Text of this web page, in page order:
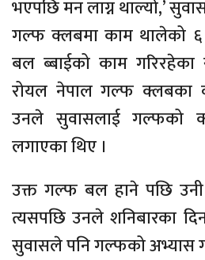
भएपछि मन लाग्न थाल्यो,’
गल्फ क्लबमा काम थालेको ६
बल ब्बाईको काम गरिरहेका
रोयल नेपाल गल्फ क्लबका
उनले सुवासलाई गल्फको
लगाएका थिए ।
उक्त गल्फ बल हाने पछि
त्यसपछि उनले शनिबारका
सुवासले पनि गल्फको अभ्यास